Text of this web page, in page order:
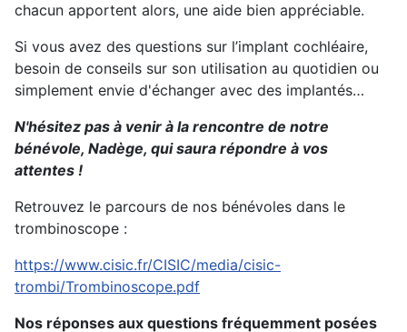
chacun apportent alors, une aide bien appréciable.
Si vous avez des questions sur l’implant cochléaire,
besoin de conseils sur son utilisation au quotidien ou
simplement envie d'échanger avec des implantés…
N'hésitez pas à venir à la rencontre de notre
bénévole, Nadège, qui saura répondre à vos
attentes !
Retrouvez le parcours de nos bénévoles dans le
trombinoscope :
https://www.cisic.fr/CISIC/media/cisic-
trombi/Trombinoscope.pdf
Nos réponses aux questions fréquemment posées